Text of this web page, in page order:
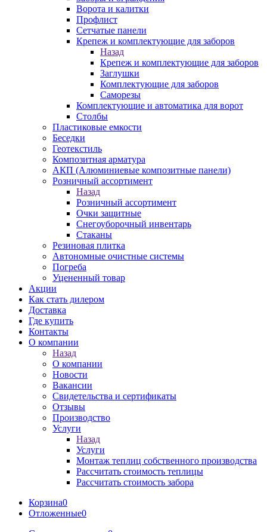
Ворота и калитки
Профлист
Сетчатые панели
Крепеж и комплектующие для заборов
Назад
Крепеж и комплектующие для заборов
Заглушки
Комплектующие для заборов
Саморезы
Комплектующие и автоматика для ворот
Столбы
Пластиковые емкости
Беседки
Геотекстиль
Композитная арматура
АКП (Алюминиевые композитные панели)
Розничный ассортимент
Назад
Розничный ассортимент
Очки защитные
Снегоуборочный инвентарь
Стаканы
Резиновая плитка
Автономные очистные системы
Погреба
Уцененный товар
Акции
Как стать дилером
Доставка
Где купить
Контакты
О компании
Назад
О компании
Новости
Вакансии
Свидетельства и сертификаты
Отзывы
Производство
Услуги
Назад
Услуги
Монтаж теплиц собственного производства
Рассчитать стоимость теплицы
Рассчитать стоимость забора
Корзина0
Отложенные0